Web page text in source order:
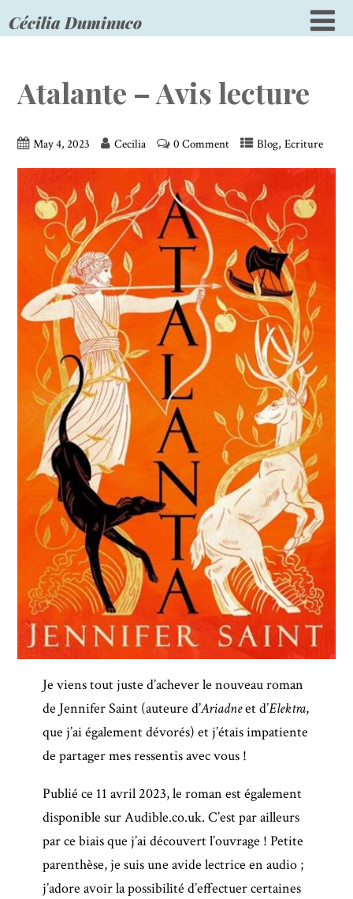
Cécilia Duminuco
Atalante – Avis lecture
May 4, 2023 Cecilia 0 Comment Blog, Ecriture
Je viens tout juste d’achever le nouveau roman
de Jennifer Saint (auteure d’Ariadneet d’Elektra,
que j’ai également dévorés) et j’étais impatiente
de partager mes ressentis avec vous !
Publié ce 11 avril 2023, le roman est également
disponible sur Audible.co.uk. C’est par ailleurs
par ce biais que j’ai découvert l’ouvrage ! Petite
parenthèse, je suis une avide lectrice en audio ;
j’adore avoir la possibilité d’effectuer certaines